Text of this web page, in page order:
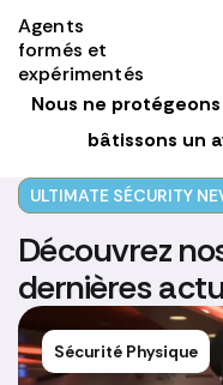
Agents
formés et
expérimentés
Nous ne
bâtissons un
ULTIMATE SÉCURITY
Découvrez
dernières
Sécurité Physique